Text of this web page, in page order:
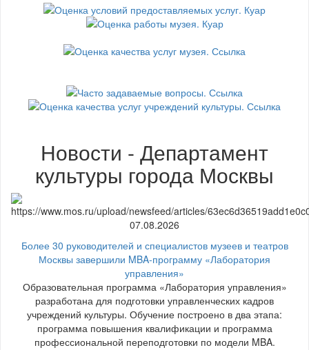
Новости - Департамент
культуры города Москвы
07.08.2026
Более 30 руководителей и специалистов музеев и театров
Москвы завершили MBA-программу «Лаборатория
управления»
Образовательная программа «Лаборатория управления»
разработана для подготовки управленческих кадров
учреждений культуры. Обучение построено в два этапа:
программа повышения квалификации и программа
профессиональной переподготовки по модели MBA.